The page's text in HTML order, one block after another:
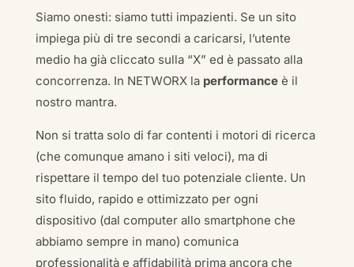
Siamo onesti: siamo tutti impazienti. Se un sito
impiega più di tre secondi a caricarsi, l’utente
medio ha già cliccato sulla “X” ed è passato alla
concorrenza. In NETWORX la performanceè il
nostro mantra.
Non si tratta solo di far contenti i motori di ricerca
(che comunque amano i siti veloci), ma di
rispettare il tempo del tuo potenziale cliente. Un
sito fluido, rapido e ottimizzato per ogni
dispositivo (dal computer allo smartphone che
abbiamo sempre in mano) comunica
professionalità e affidabilità prima ancora che